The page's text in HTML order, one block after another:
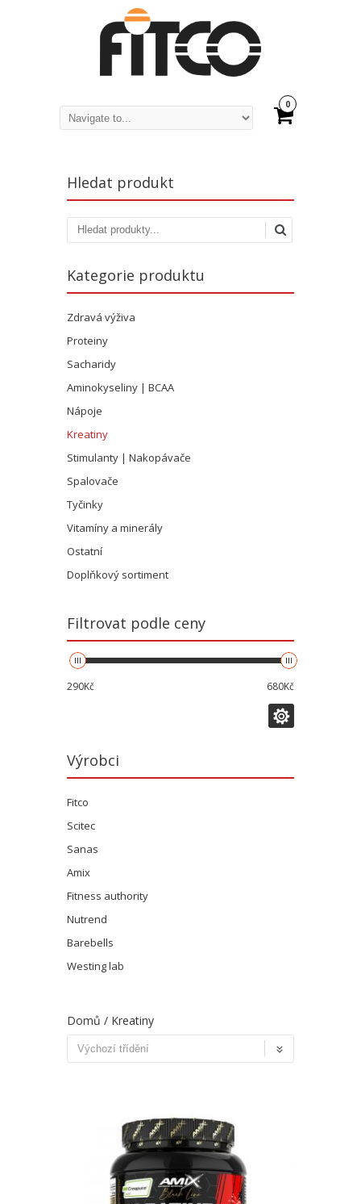
0
Hledat produkt
Kategorie produktu
Zdravá výživa
Proteiny
Sacharidy
Aminokyseliny | BCAA
Nápoje
Kreatiny
Stimulanty | Nakopávače
Spalovače
Tyčinky
Vitamíny a minerály
Ostatní
Doplňkový sortiment
Filtrovat podle ceny
290Kč 680Kč
Výrobci
Fitco
Scitec
Sanas
Amix
Fitness authority
Nutrend
Barebells
Westing lab
Domů / Kreatiny